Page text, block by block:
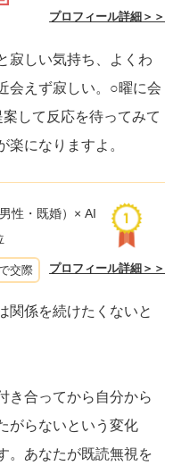
プロフィール詳細＞＞
寂しい気持ち、よくわ
会えず寂しい。○曜に会
して反応を待ってみて
楽になりますよ。
男性・既婚）× AI
交際 プロフィール詳細＞＞
関係を続けたくないと
き合ってから自分から
がらないという変化
。あなたが既読無視を